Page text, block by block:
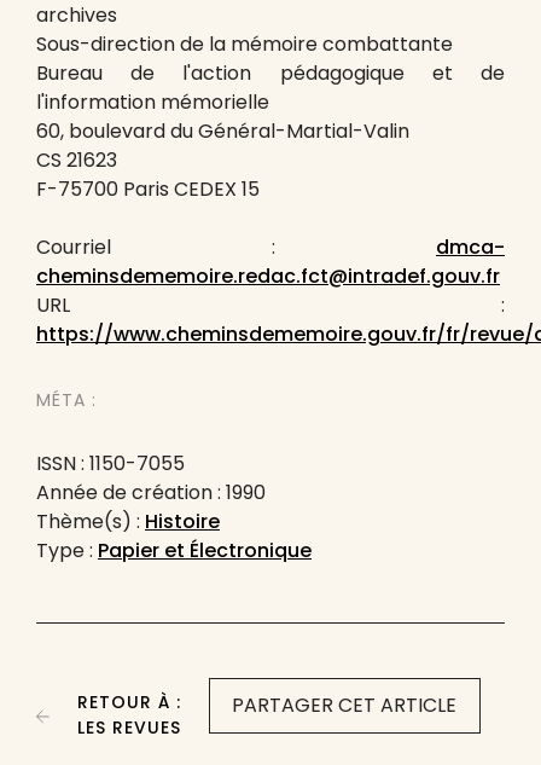
archives
Sous-direction de la mémoire combattante
Bureau de l'action pédagogique et de
l'information mémorielle
60, boulevard du Général-Martial-Valin
CS 21623
F-75700 Paris CEDEX 15
Courriel : dmca-
cheminsdememoire.redac.fct@intradef.gouv.fr
URL :
https://www.cheminsdememoire.gouv.fr/fr/revue/
MÉTA :
ISSN : 1150-7055
Année de création : 1990
Thème(s) : Histoire
Type : Papier et Électronique
PARTAGER CET ARTICLE
RETOUR À :
LES REVUES